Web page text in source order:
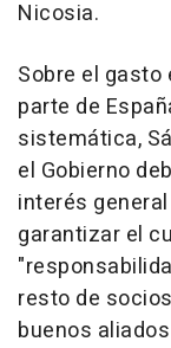
Nicosia.
Sobre el
parte de
sistemática,
el Gobierno
interés
garantizar el
resto de
buenos